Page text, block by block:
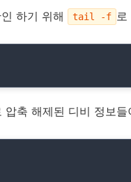
하기 위해 tail -f 로
축 해제된 디비 정보